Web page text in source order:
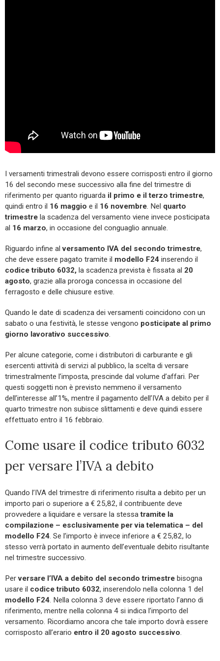
I versamenti trimestrali devono essere corrisposti entro il giorno
16 del secondo mese successivo alla fine del trimestre di
riferimento per quanto riguarda il primo e il terzo trimestre,
quindi entro il 16 maggio e il 16 novembre . Nel quarto
trimestre la scadenza del versamento viene invece posticipata
al 16 marzo, in occasione del conguaglio annuale.
Riguardo infine alversamento IVA del secondo trimestre,
che deve essere pagato tramite il modello F24 inserendo il
codice tributo 6032, la scadenza prevista è fissata al 20
agosto, grazie alla proroga concessa in occasione del
ferragosto e delle chiusure estive.
Quando le date di scadenza dei versamenti coincidono con un
sabato o una festività, le stesse vengono posticipate al primo
giorno lavorativo successivo
Per alcune categorie, come i distributori di carburante e gli
esercenti attività di servizi al pubblico, la scelta di versare
trimestralmente l’imposta, prescinde dal volume d’affari. Per
questi soggetti non è previsto nemmeno il versamento
dell’interesse all’1%, mentre il pagamento dell’IVA a debito per il
quarto trimestre non subisce slittamenti e deve quindi essere
effettuato entro il 16 febbraio.
Come usare il codice tributo 6032
per versare l’IVA a debito
Quando l’IVA del trimestre di riferimento risulta a debito per un
importo pari o superiore a € 25,82, il contribuente deve
provvedere a liquidare e versare la stessatramite la
compilazione – esclusivamente per via telematica – del
modello F24 . Se l’importo è invece inferiore a € 25,82, lo
stesso verrà portato in aumento dell’eventuale debito risultante
nel trimestre successivo.
Perversare l’IVA a debito del secondo trimestre bisogna
usare il codice tributo 6032, inserendolo nella colonna 1 del
modello F24 . Nella colonna 3 deve essere riportato l’anno di
riferimento, mentre nella colonna 4 si indica l’importo del
versamento. Ricordiamo ancora che tale importo dovrà essere
corrisposto all’erario entro il 20 agosto successivo